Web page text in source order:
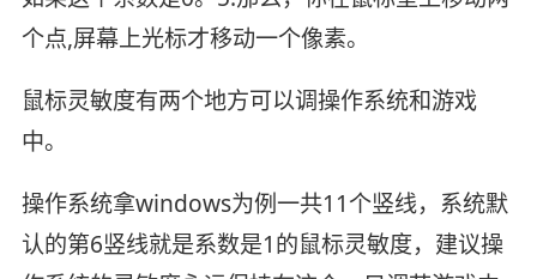
个点,屏幕上光标才移动一个像素。
鼠标灵敏度有两个地方可以调操作系统和游戏
中。
操作系统拿windows为例一共11个竖线，系统默
认的第6竖线就是系数是1的鼠标灵敏度，建议操